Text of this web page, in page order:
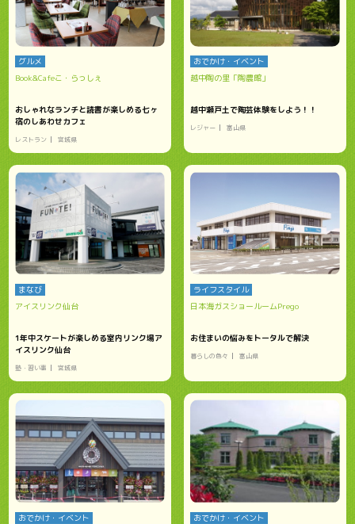
グルメ
Book&Cafeこ・らっしぇ
おしゃれなランチと読書が楽しめる七ヶ
宿のしあわせカフェ
レストラン 宮城県
おでかけ・イベント
越中陶の里「陶農館」
越中瀬戸土で陶芸体験をしよう！！
レジャー 富山県
まなび
アイスリンク仙台
1年中スケートが楽しめる室内リンク場ア
イスリンク仙台
塾・習い事 宮城県
ライフスタイル
日本海ガスショールームPrego
お住まいの悩みをトータルで解決
暮らしの色々 富山県
おでかけ・イベント
おでかけ・イベント